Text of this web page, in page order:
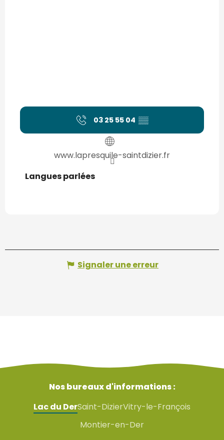
03 25 55 04 ▒▒
www.lapresquile-saintdizier.fr
Langues parlées
Langues parlées
Signaler une erreur
Nos bureaux d'informations :
Lac du DerSaint-DizierVitry-le-François
Montier-en-Der